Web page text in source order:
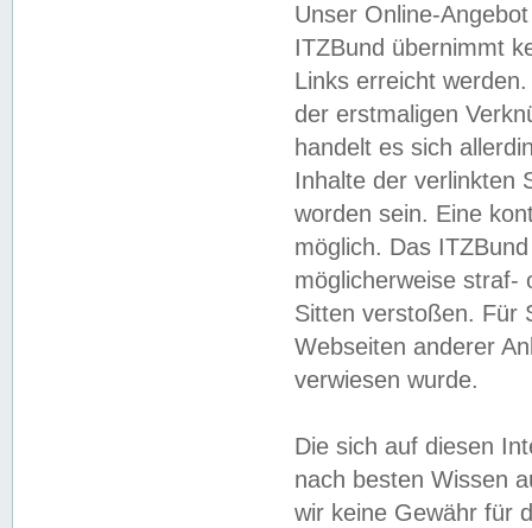
Unser Online-
ITZBund übernimmt
Links erreicht
der erstmaligen
handelt es sich
Inhalte der verlinkten
worden sein. Eine
möglich. Das
möglicherweise straf-
Sitten verstoßen. Für
Webseiten anderer
verwiesen wurde.
Die sich auf diesen
nach besten Wissen
wir keine Gewähr für